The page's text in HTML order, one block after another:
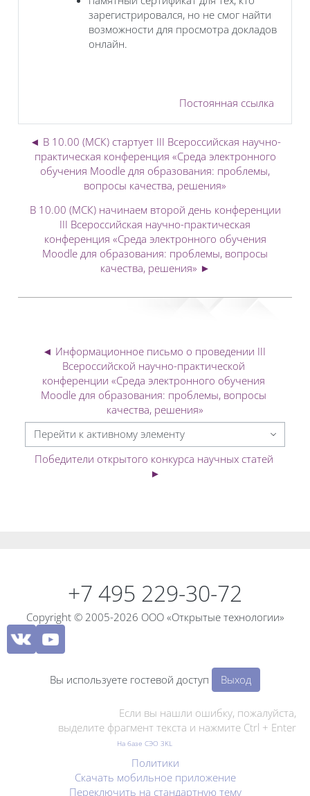
зарегистрировался, но не смог найти
возможности для просмотра докладов
онлайн.
Постоянная ссылка
◄ В 10.00 (МСК) стартует III Всероссийская научно-
практическая конференция «Среда электронного
обучения Moodle для образования: проблемы,
вопросы качества, решения»
В 10.00 (МСК) начинаем второй день конференции
III Всероссийская научно-практическая
конференция «Среда электронного обучения
Moodle для образования: проблемы, вопросы
качества, решения» ►
◄ Информационное письмо о проведении III
Всероссийской научно-практической
конференции «Среда электронного обучения
Moodle для образования: проблемы, вопросы
качества, решения»
Перейти к активному элементу
Победители открытого конкурса научных статей
►
+7 495 229-30-72
Copyright © 2005-2026 ООО «Открытые технологии»
Вы используете гостевой доступ Выход
Если вы нашли ошибку, пожалуйста,
выделите фрагмент текста и нажмите Ctrl + Enter
На базе СЭО 3KL
Политики
Скачать мобильное приложение
Переключить на стандартную тему